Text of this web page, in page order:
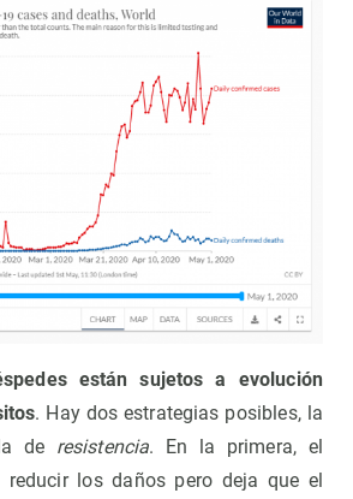
están sujetos a evolución
. Hay dos estrategias posibles, la
de resistencia. En la primera, el
reducir los daños pero deja que el